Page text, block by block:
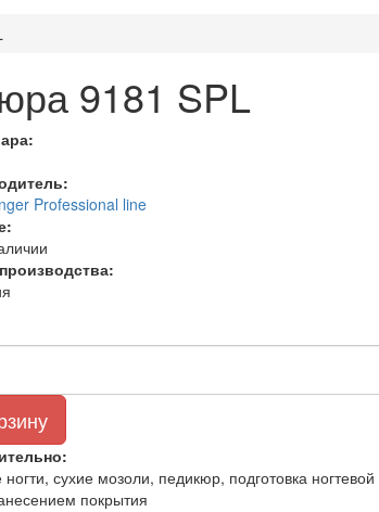
9181 SPL
Professional line
сухие мозоли, педикюр, подготовка
покрытия